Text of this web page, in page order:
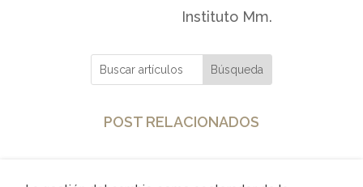
Instituto Mm.
POST RELACIONADOS